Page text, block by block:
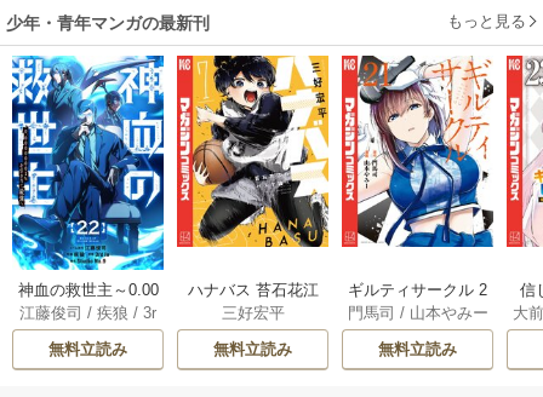
少年・青年マンガの最新刊 もっと見る
神血の救世主～0.00
000001％を引き当
て最強へ～【電子
書籍特典付】 22巻
江藤俊司 /疾狼 /3r
Studio No.9
無料立読み
ハナバス 苔石花江
のバスケ論 7巻
三好宏平
無料立読み
ギルティサークル 2
1巻
門馬司 / 山本やみー
無料立読み
信
に
大